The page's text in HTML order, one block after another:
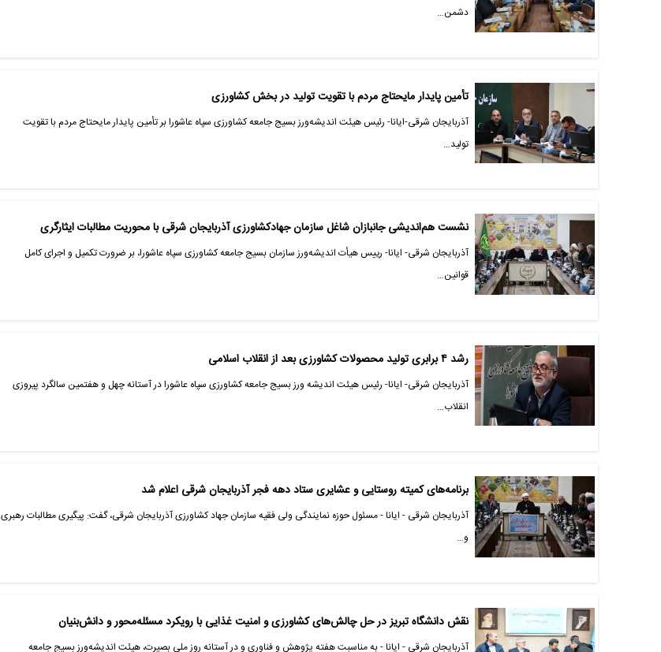
دشمن…
تأمین پایدار مایحتاج مردم با تقویت تولید در بخش کشاورزی
آذربایجان شرقی-ایانا- رئیس هیئت اندیشه‌ورز بسیج جامعه کشاورزی سپاه عاشورا بر تأمین پایدار مایحتاج مردم با تقویت
تولید…
نشست هم‌اندیشی جانبازان شاغل سازمان جهادکشاورزی آذربایجان شرقی با محوریت مطالبات ایثارگری
آذربایجان شرقی- ایانا- رییس هیأت اندیشه‌ورز سازمان بسیج جامعه کشاورزی سپاه عاشورا، بر ضرورت تکمیل و اجرای کامل
قوانین…
رشد ۴ برابری تولید محصولات کشاورزی بعد از انقلاب اسلامی
آذربایجان شرقی- ایانا- رئیس هیئت اندیشه ورز بسیج جامعه کشاورزی سپاه عاشورا در آستانه چهل و هفتمین سالگرد پیروزی
انقلاب…
برنامه‌های کمیته روستایی و عشایری ستاد دهه فجر آذربایجان شرقی اعلام شد
آذربایجان شرقی - ایانا - مسئول حوزه نمایندگی ولی فقیه سازمان جهاد کشاورزی آذربایجان شرقی، گفت: پیگیری مطالبات رهبری
و…
نقش دانشگاه تبریز در حل چالش‌های کشاورزی و امنیت غذایی با رویکرد مسئله‌محور و دانش‌بنیان
آذربایجان شرقی - ایانا - به مناسبت هفته پژوهش و فناوری و در آستانه روز ملی بصیرت، هیئت اندیشه‌ورز بسیج جامعه